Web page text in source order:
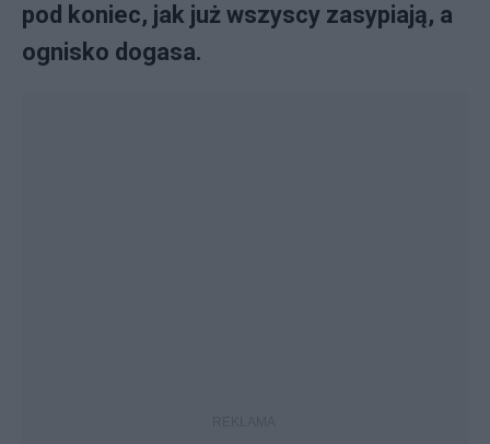
pod koniec, jak już wszyscy zasypiają, a
ognisko dogasa.